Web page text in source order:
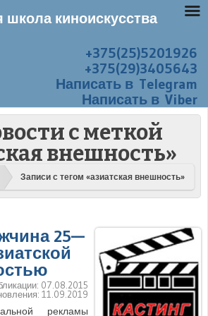
+375(25)5201926
+375(29)3405643
Написать в Telegram
Написать в Viber
с меткой
внешность»
Записи с тегом «азиатская внешность»
25—
07.08.2015
11.09.2019
рекламы
школа киноискусства